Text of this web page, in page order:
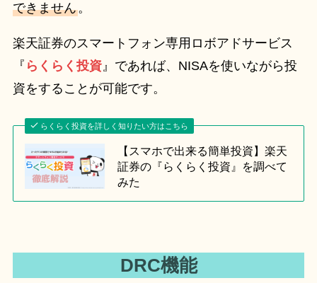
できません。
楽天証券のスマートフォン専用ロボアドサービス
『 らくらく投資』であれば、NISAを使いながら投
資をすることが可能です。
らくらく投資を詳しく知りたい方はこちら
【スマホで出来る簡単投資】楽天
証券の『らくらく投資』を調べて
みた
DRC機能